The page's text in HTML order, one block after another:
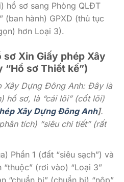
hồ sơ sang Phòng QLĐT
(ban hành) GPXD (thủ tục
hơn Loại 3).
sơ Xin Giấy phép Xây
sơ Thiết kế”)
Xây Dựng Đông Anh: Đây là
hồ sơ, là “cái lõi” (cốt lõi)
Xây Dựng Đông Anh].
tích) “siêu chi tiết” (rất
Phần 1 (đất “siêu sạch”) và
(rơi vào) “Loại 3”
“chuẩn bị” (chuẩn bị) “nộp”